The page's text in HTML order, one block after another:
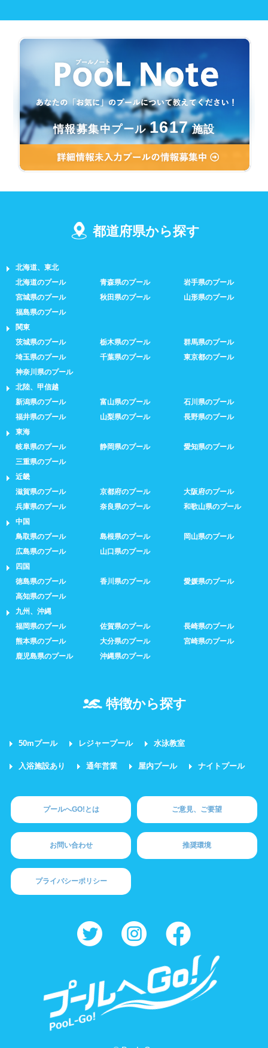
情報募集中プール 1617 施設
都道府県から探す
北海道、東北
北海道のプール
青森県のプール
岩手県のプール
宮城県のプール
秋田県のプール
山形県のプール
福島県のプール
関東
茨城県のプール
栃木県のプール
群馬県のプール
埼玉県のプール
千葉県のプール
東京都のプール
神奈川県のプール
北陸、甲信越
新潟県のプール
富山県のプール
石川県のプール
福井県のプール
山梨県のプール
長野県のプール
東海
岐阜県のプール
静岡県のプール
愛知県のプール
三重県のプール
近畿
滋賀県のプール
京都府のプール
大阪府のプール
兵庫県のプール
奈良県のプール
和歌山県のプール
中国
鳥取県のプール
島根県のプール
岡山県のプール
広島県のプール
山口県のプール
四国
徳島県のプール
香川県のプール
愛媛県のプール
高知県のプール
九州、沖縄
福岡県のプール
佐賀県のプール
長崎県のプール
熊本県のプール
大分県のプール
宮崎県のプール
鹿児島県のプール
沖縄県のプール
特徴から探す
50mプール レジャープール 水泳教室
入浴施設あり 通年営業 屋内プール ナイトプール
プールへGO!とは ご意見、ご要望
お問い合わせ 推奨環境
プライバシーポリシー